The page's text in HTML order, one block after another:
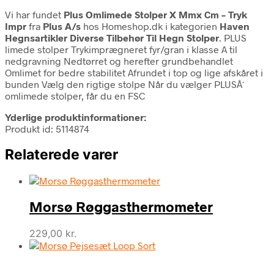
Vi har fundet Plus Omlimede Stolper X Mmx Cm – Tryk
Impr fra Plus A/s hos Homeshop.dk i kategorien Haven
Hegnsartikler Diverse Tilbehør Til Hegn Stolper. PLUS
limede stolper Trykimprægneret fyr/gran i klasse A til
nedgravning Nedtørret og herefter grundbehandlet
Omlimet for bedre stabilitet Afrundet i top og lige afskåret i
bunden Vælg den rigtige stolpe Når du vælger PLUSÂ´
omlimede stolper, får du en FSC
Yderlige produktinformationer:
Produkt id: 5114874
Relaterede varer
Morsø Røggasthermometer
229,00 kr.